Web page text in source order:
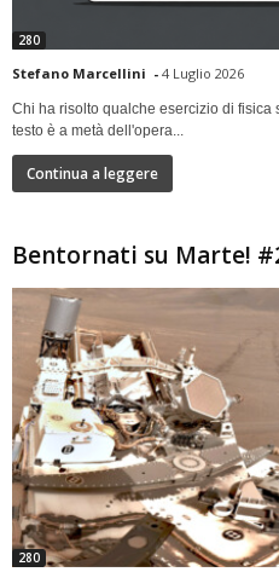
280
Stefano Marcellini - 4 Luglio 2026
Chi ha risolto qualche esercizio di fisica
testo è a metà dell'opera...
Continua a leggere
Bentornati su Marte!
280